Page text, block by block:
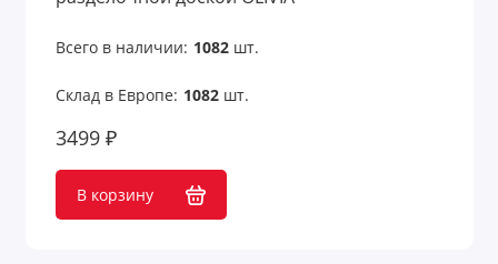
Всего в наличии: 1082шт.
Склад в Европе: 1082шт.
3499 ₽
В корзину